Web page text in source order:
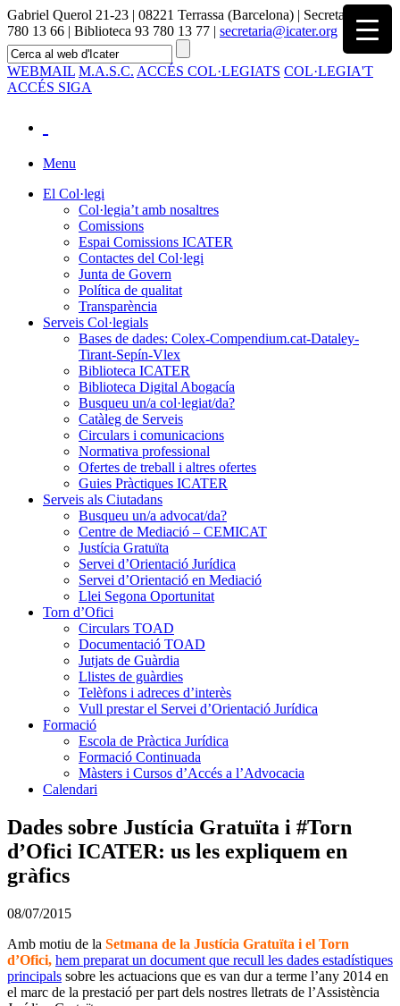
Gabriel Querol 21-23 | 08221 Terrassa (Barcelona) | Secretaria 93
780 13 66 | Biblioteca 93 780 13 77 | secretaria@icater.org
WEBMAIL M.A.S.C. ACCÉS COL·LEGIATS COL·LEGIA'T
ACCÉS SIGA
Menu
El Col·legi
Col·legia’t amb nosaltres
Comissions
Espai Comissions ICATER
Contactes del Col·legi
Junta de Govern
Política de qualitat
Transparència
Serveis Col·legials
Bases de dades: Colex-Compendium.cat-Dataley-
Tirant-Sepín-Vlex
Biblioteca ICATER
Biblioteca Digital Abogacía
Busqueu un/a col·legiat/da?
Catàleg de Serveis
Circulars i comunicacions
Normativa professional
Ofertes de treball i altres ofertes
Guies Pràctiques ICATER
Serveis als Ciutadans
Busqueu un/a advocat/da?
Centre de Mediació – CEMICAT
Justícia Gratuïta
Servei d’Orientació Jurídica
Servei d’Orientació en Mediació
Llei Segona Oportunitat
Torn d’Ofici
Circulars TOAD
Documentació TOAD
Jutjats de Guàrdia
Llistes de guàrdies
Telèfons i adreces d’interès
Vull prestar el Servei d’Orientació Jurídica
Formació
Escola de Pràctica Jurídica
Formació Continuada
Màsters i Cursos d’Accés a l’Advocacia
Calendari
Dades sobre Justícia Gratuïta i #Torn
d’Ofici ICATER: us les expliquem en
gràfics
08/07/2015
Amb motiu de la Setmana de la Justícia Gratuïta i el Torn
d’Ofici, hem preparat un document que recull les dades estadístiques
principals sobre les actuacions que es van dur a terme l’any 2014 en
el marc de la prestació per part dels nostres lletrats de l’Assistència